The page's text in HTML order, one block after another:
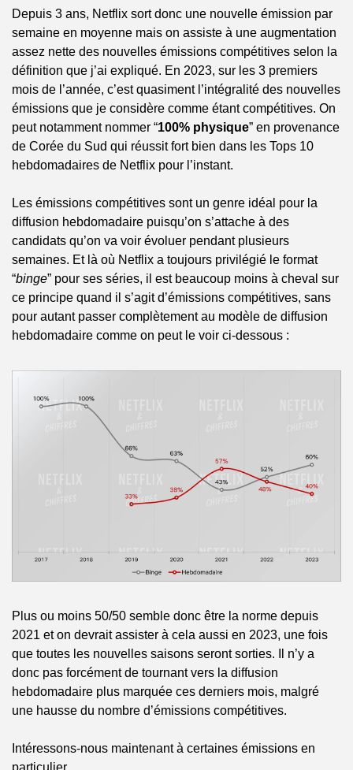
Depuis 3 ans, Netflix sort donc une nouvelle émission par
semaine en moyenne mais on assiste à une augmentation
assez nette des nouvelles émissions compétitives selon la
définition que j’ai expliqué. En 2023, sur les 3 premiers
mois de l’année, c’est quasiment l’intégralité des nouvelles
émissions que je considère comme étant compétitives. On
peut notamment nommer “100% physique” en provenance
de Corée du Sud qui réussit fort bien dans les Tops 10
hebdomadaires de Netflix pour l’instant.
Les émissions compétitives sont un genre idéal pour la
diffusion hebdomadaire puisqu’on s’attache à des
candidats qu’on va voir évoluer pendant plusieurs
semaines. Et là où Netflix a toujours privilégié le format
“binge” pour ses séries, il est beaucoup moins à cheval sur
ce principe quand il s’agit d’émissions compétitives, sans
pour autant passer complètement au modèle de diffusion
hebdomadaire comme on peut le voir ci-dessous :
Plus ou moins 50/50 semble donc être la norme depuis
2021 et on devrait assister à cela aussi en 2023, une fois
que toutes les nouvelles saisons seront sorties. Il n’y a
donc pas forcément de tournant vers la diffusion
hebdomadaire plus marquée ces derniers mois, malgré
une hausse du nombre d’émissions compétitives.
Intéressons-nous maintenant à certaines émissions en